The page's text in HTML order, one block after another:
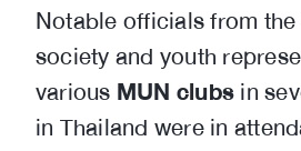
Notable officials from
society and youth
variousMUN clubsin
in Thailand were in